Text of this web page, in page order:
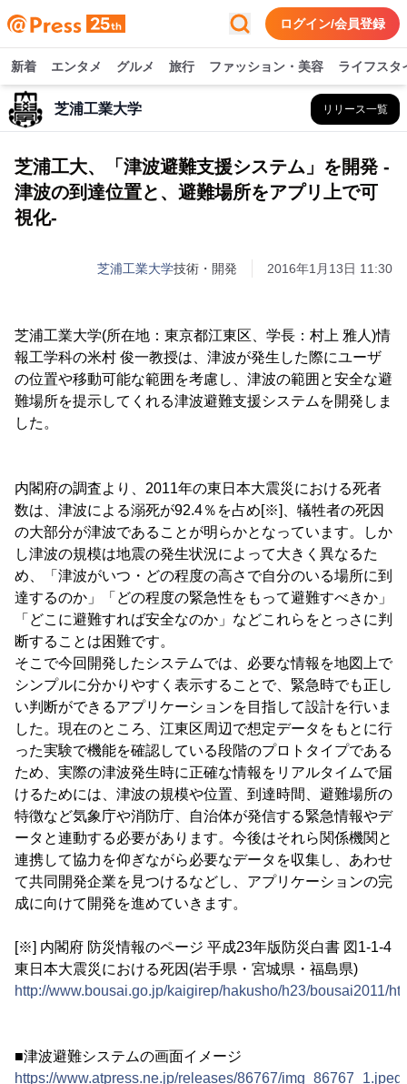
ログイン/会員登録
新着 エンタメ グルメ 旅行 ファッション・美容 ライフスタ
芝浦工業大学 リリース一覧
芝浦工大、「津波避難支援システム」を開発 -
津波の到達位置と、避難場所をアプリ上で可
視化-
芝浦工業大学技術・開発 2016年1月13日 11:30
芝浦工業大学(所在地：東京都江東区、学長：村上 雅人)情
報工学科の米村 俊一教授は、津波が発生した際にユーザ
の位置や移動可能な範囲を考慮し、津波の範囲と安全な避
難場所を提示してくれる津波避難支援システムを開発しま
した。
内閣府の調査より、2011年の東日本大震災における死者
数は、津波による溺死が92.4％を占め[※]、犠牲者の死因
の大部分が津波であることが明らかとなっています。しか
し津波の規模は地震の発生状況によって大きく異なるた
め、「津波がいつ・どの程度の高さで自分のいる場所に到
達するのか」「どの程度の緊急性をもって避難すべきか」
「どこに避難すれば安全なのか」などこれらをとっさに判
断することは困難です。
そこで今回開発したシステムでは、必要な情報を地図上で
シンプルに分かりやすく表示することで、緊急時でも正し
い判断ができるアプリケーションを目指して設計を行いま
した。現在のところ、江東区周辺で想定データをもとに行
った実験で機能を確認している段階のプロトタイプである
ため、実際の津波発生時に正確な情報をリアルタイムで届
けるためには、津波の規模や位置、到達時間、避難場所の
特徴など気象庁や消防庁、自治体が発信する緊急情報やデ
ータと連動する必要があります。今後はそれら関係機関と
連携して協力を仰ぎながら必要なデータを収集し、あわせ
て共同開発企業を見つけるなどし、アプリケーションの完
成に向けて開発を進めていきます。
[※] 内閣府 防災情報のページ 平成23年版防災白書 図1-1-4
東日本大震災における死因(岩手県・宮城県・福島県)
http://www.bousai.go.jp/kaigirep/hakusho/h23/bousai2011/
■津波避難システムの画面イメージ
https://www.atpress.ne.jp/releases/86767/img_86767_1.jpeg